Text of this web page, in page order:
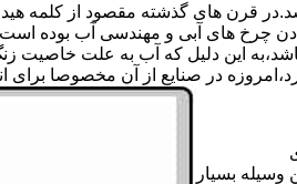
قرن های گذشته مقصود از کلمه
چرخ های آبی و مهندسی آب بوده
این دلیل که آب به علت خاصیت
در صنایع از آن مخصوصا برای
وسیله بسیار